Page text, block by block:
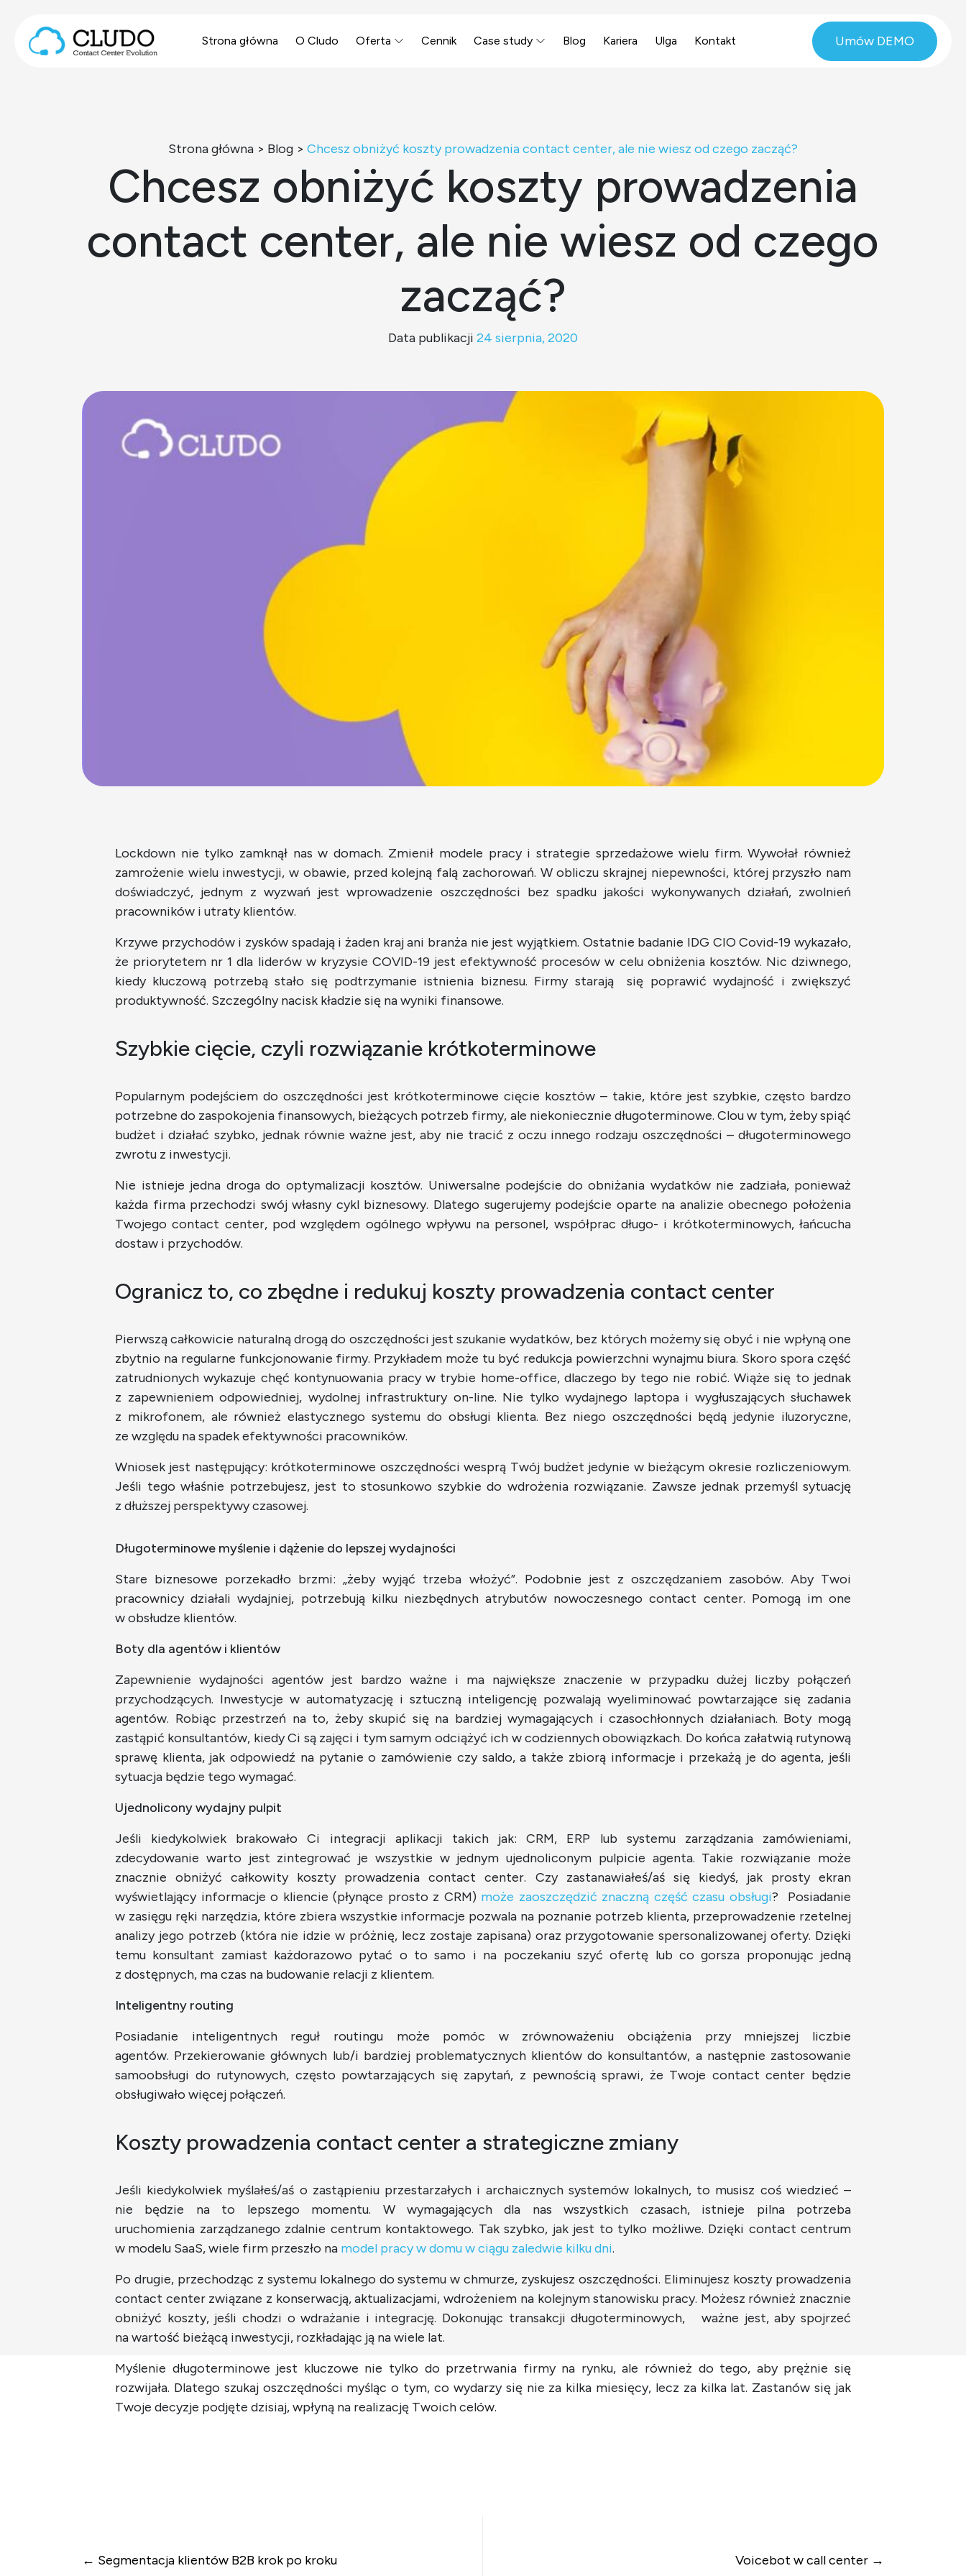
Main Navigation
Strona główna O Cludo Oferta Cennik Case study Blog Kariera Ulga Kontakt Umów DEMO
Strona główna > Blog > Chcesz obniżyć koszty prowadzenia contact center, ale nie wiesz od czego zacząć?
Chcesz obniżyć koszty prowadzenia
contact center, ale nie wiesz od czego
zacząć?
Data publikacji 24 sierpnia, 2020
Lockdown nie tylko zamknął nas w domach. Zmienił modele pracy i strategie sprzedażowe wielu firm. Wywołał również
zamrożenie wielu inwestycji, w obawie, przed kolejną falą zachorowań. W obliczu skrajnej niepewności, której przyszło nam
doświadczyć, jednym z wyzwań jest wprowadzenie oszczędności bez spadku jakości wykonywanych działań, zwolnień
pracowników i utraty klientów.
Krzywe przychodów i zysków spadają i żaden kraj ani branża nie jest wyjątkiem. Ostatnie badanie IDG CIO Covid-19 wykazało,
że priorytetem nr 1 dla liderów w kryzysie COVID-19 jest efektywność procesów w celu obniżenia kosztów. Nic dziwnego,
kiedy kluczową potrzebą stało się podtrzymanie istnienia biznesu. Firmy starają się poprawić wydajność i zwiększyć
produktywność. Szczególny nacisk kładzie się na wyniki finansowe.
Szybkie cięcie, czyli rozwiązanie krótkoterminowe
Popularnym podejściem do oszczędności jest krótkoterminowe cięcie kosztów – takie, które jest szybkie, często bardzo
potrzebne do zaspokojenia finansowych, bieżących potrzeb firmy, ale niekoniecznie długoterminowe. Clou w tym, żeby spiąć
budżet i działać szybko, jednak równie ważne jest, aby nie tracić z oczu innego rodzaju oszczędności – długoterminowego
zwrotu z inwestycji.
Nie istnieje jedna droga do optymalizacji kosztów. Uniwersalne podejście do obniżania wydatków nie zadziała, ponieważ
każda firma przechodzi swój własny cykl biznesowy. Dlatego sugerujemy podejście oparte na analizie obecnego położenia
Twojego contact center, pod względem ogólnego wpływu na personel, współprac długo- i krótkoterminowych, łańcucha
dostaw i przychodów.
Ogranicz to, co zbędne i redukuj koszty prowadzenia contact center
Pierwszą całkowicie naturalną drogą do oszczędności jest szukanie wydatków, bez których możemy się obyć i nie wpłyną one
zbytnio na regularne funkcjonowanie firmy. Przykładem może tu być redukcja powierzchni wynajmu biura. Skoro spora część
zatrudnionych wykazuje chęć kontynuowania pracy w trybie home-office, dlaczego by tego nie robić. Wiąże się to jednak
z zapewnieniem odpowiedniej, wydolnej infrastruktury on-line. Nie tylko wydajnego laptopa i wygłuszających słuchawek
z mikrofonem, ale również elastycznego systemu do obsługi klienta. Bez niego oszczędności będą jedynie iluzoryczne,
ze względu na spadek efektywności pracowników.
Wniosek jest następujący: krótkoterminowe oszczędności wesprą Twój budżet jedynie w bieżącym okresie rozliczeniowym.
Jeśli tego właśnie potrzebujesz, jest to stosunkowo szybkie do wdrożenia rozwiązanie. Zawsze jednak przemyśl sytuację
z dłuższej perspektywy czasowej.
Długoterminowe myślenie i dążenie do lepszej wydajności
Stare biznesowe porzekadło brzmi: „żeby wyjąć trzeba włożyć”. Podobnie jest z oszczędzaniem zasobów. Aby Twoi
pracownicy działali wydajniej, potrzebują kilku niezbędnych atrybutów nowoczesnego contact center. Pomogą im one
w obsłudze klientów.
Boty dla agentów i klientów
Zapewnienie wydajności agentów jest bardzo ważne i ma największe znaczenie w przypadku dużej liczby połączeń
przychodzących. Inwestycje w automatyzację i sztuczną inteligencję pozwalają wyeliminować powtarzające się zadania
agentów. Robiąc przestrzeń na to, żeby skupić się na bardziej wymagających i czasochłonnych działaniach. Boty mogą
zastąpić konsultantów, kiedy Ci są zajęci i tym samym odciążyć ich w codziennych obowiązkach. Do końca załatwią rutynową
sprawę klienta, jak odpowiedź na pytanie o zamówienie czy saldo, a także zbiorą informacje i przekażą je do agenta, jeśli
sytuacja będzie tego wymagać.
Ujednolicony wydajny pulpit
Jeśli kiedykolwiek brakowało Ci integracji aplikacji takich jak: CRM, ERP lub systemu zarządzania zamówieniami,
zdecydowanie warto jest zintegrować je wszystkie w jednym ujednoliconym pulpicie agenta. Takie rozwiązanie może
znacznie obniżyć całkowity koszty prowadzenia contact center. Czy zastanawiałeś/aś się kiedyś, jak prosty ekran
wyświetlający informacje o kliencie (płynące prosto z CRM) może zaoszczędzić znaczną część czasu obsługi? Posiadanie
w zasięgu ręki narzędzia, które zbiera wszystkie informacje pozwala na poznanie potrzeb klienta, przeprowadzenie rzetelnej
analizy jego potrzeb (która nie idzie w próżnię, lecz zostaje zapisana) oraz przygotowanie spersonalizowanej oferty. Dzięki
temu konsultant zamiast każdorazowo pytać o to samo i na poczekaniu szyć ofertę lub co gorsza proponując jedną
z dostępnych, ma czas na budowanie relacji z klientem.
Inteligentny routing
Posiadanie inteligentnych reguł routingu może pomóc w zrównoważeniu obciążenia przy mniejszej liczbie
agentów. Przekierowanie głównych lub/i bardziej problematycznych klientów do konsultantów, a następnie zastosowanie
samoobsługi do rutynowych, często powtarzających się zapytań, z pewnością sprawi, że Twoje contact center będzie
obsługiwało więcej połączeń.
Koszty prowadzenia contact center a strategiczne zmiany
Jeśli kiedykolwiek myślałeś/aś o zastąpieniu przestarzałych i archaicznych systemów lokalnych, to musisz coś wiedzieć –
nie będzie na to lepszego momentu. W wymagających dla nas wszystkich czasach, istnieje pilna potrzeba
uruchomienia zarządzanego zdalnie centrum kontaktowego. Tak szybko, jak jest to tylko możliwe. Dzięki contact centrum
w modelu SaaS, wiele firm przeszło na model pracy w domu w ciągu zaledwie kilku dni.
Po drugie, przechodząc z systemu lokalnego do systemu w chmurze, zyskujesz oszczędności. Eliminujesz koszty prowadzenia
contact center związane z konserwacją, aktualizacjami, wdrożeniem na kolejnym stanowisku pracy. Możesz również znacznie
obniżyć koszty, jeśli chodzi o wdrażanie i integrację. Dokonując transakcji długoterminowych, ważne jest, aby spojrzeć
na wartość bieżącą inwestycji, rozkładając ją na wiele lat.
Myślenie długoterminowe jest kluczowe nie tylko do przetrwania firmy na rynku, ale również do tego, aby prężnie się
rozwijała. Dlatego szukaj oszczędności myśląc o tym, co wydarzy się nie za kilka miesięcy, lecz za kilka lat. Zastanów się jak
Twoje decyzje podjęte dzisiaj, wpłyną na realizację Twoich celów.
Segmentacja klientów B2B krok po kroku Voicebot w call center